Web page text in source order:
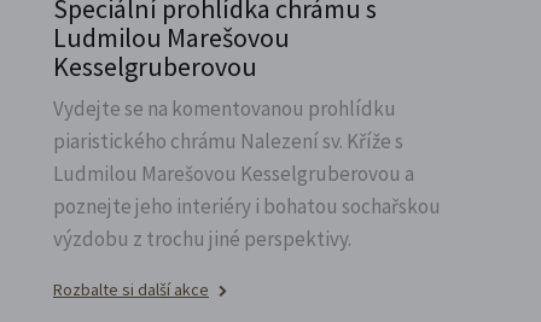
Speciální prohlídka chrámu s
Ludmilou Marešovou
Kesselgruberovou
Vydejte se na komentovanou prohlídku
piaristického chrámu Nalezení sv. Kříže s
Ludmilou Marešovou Kesselgruberovou a
poznejte jeho interiéry i bohatou sochařskou
výzdobu z trochu jiné perspektivy.
Rozbalte si další akce